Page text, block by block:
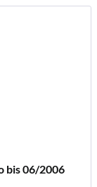
bis 06/2006